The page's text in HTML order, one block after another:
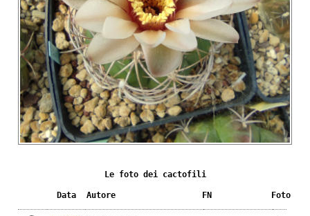
Le foto dei cactofili
Data Autore FN Foto